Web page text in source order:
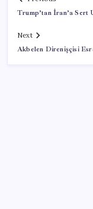
Trump’tan İran’a Sert
Next
Akbelen Direnişçisi